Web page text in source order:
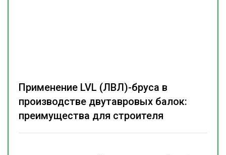
Применение LVL (ЛВЛ)-бруса в
производстве двутавровых балок:
преимущества для строителя